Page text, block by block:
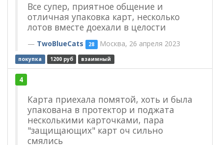
Все супер, приятное общение и
отличная упаковка карт, несколько
лотов вместе доехали в целости
TwoBlueCats 28 Москва, 26 апреля 2023
покупка 1200 руб взаимный
4
Карта приехала помятой, хоть и была
упакована в протектор и поджата
несколькими карточками, пара
"защищающих" карт оч сильно
смялись